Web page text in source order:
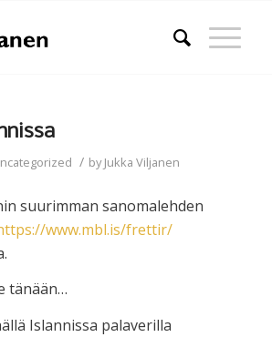
/ byJukka Viljanen
suurimman sanomalehden
www.mbl.is/frettir/
tänään…
Islannissa palaverilla